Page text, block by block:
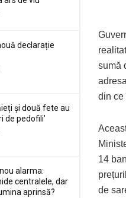
declarație
și două fete au
de pedofili’
alarma:
centralele, dar
aprinsă?
sumă
din ce
14
de